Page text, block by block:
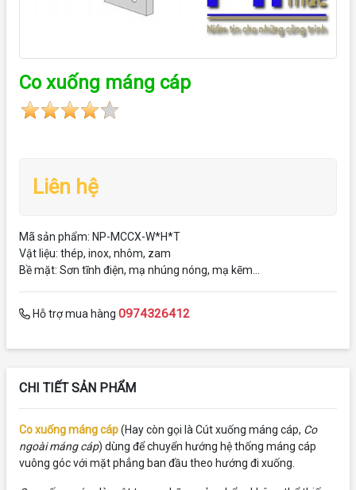
Co xuống máng cáp
Liên hệ
Mã sản phẩm: NP-MCCX-W*H*T
Vật liệu: thép, inox, nhôm, zam
Bề mặt: Sơn tĩnh điện, mạ nhúng nóng, mạ kẽm...
Hỗ trợ mua hàng 0974326412
CHI TIẾT SẢN PHẨM
Co xuống máng cáp(Hay còn gọi là Cút xuống máng cáp, Co
ngoài máng cáp) dùng để chuyển hướng hệ thống máng cáp
vuông góc với mặt phẳng ban đầu theo hướng đi xuống.